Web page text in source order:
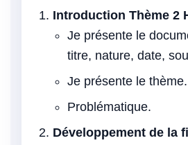
Introduction Thème 2
Je présente le
titre, nature, date,
Je présente le thème.
Problématique.
Développement de la